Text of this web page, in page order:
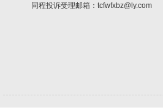
同程投诉受理邮箱：tcfwfxbz@ly.com